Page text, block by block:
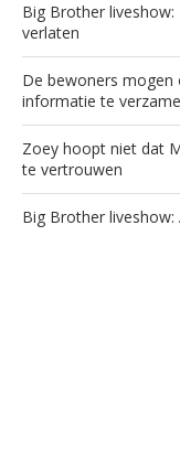
Big Brother
verlaten
De bewoners
informatie te
Zoey hoopt niet dat
te vertrouwen
Big Brother